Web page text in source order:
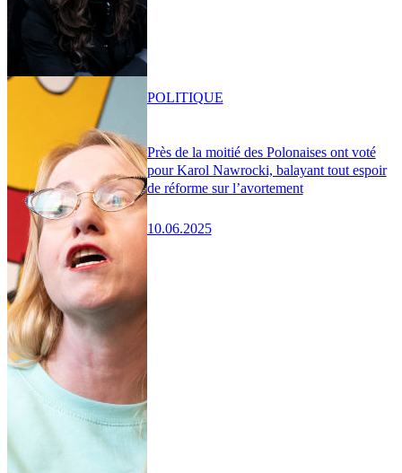
Près de la moitié des Polonaises ont voté
pour Karol Nawrocki, balayant tout espoir
de réforme sur l’avortement
10.06.2025
POLITIQUE